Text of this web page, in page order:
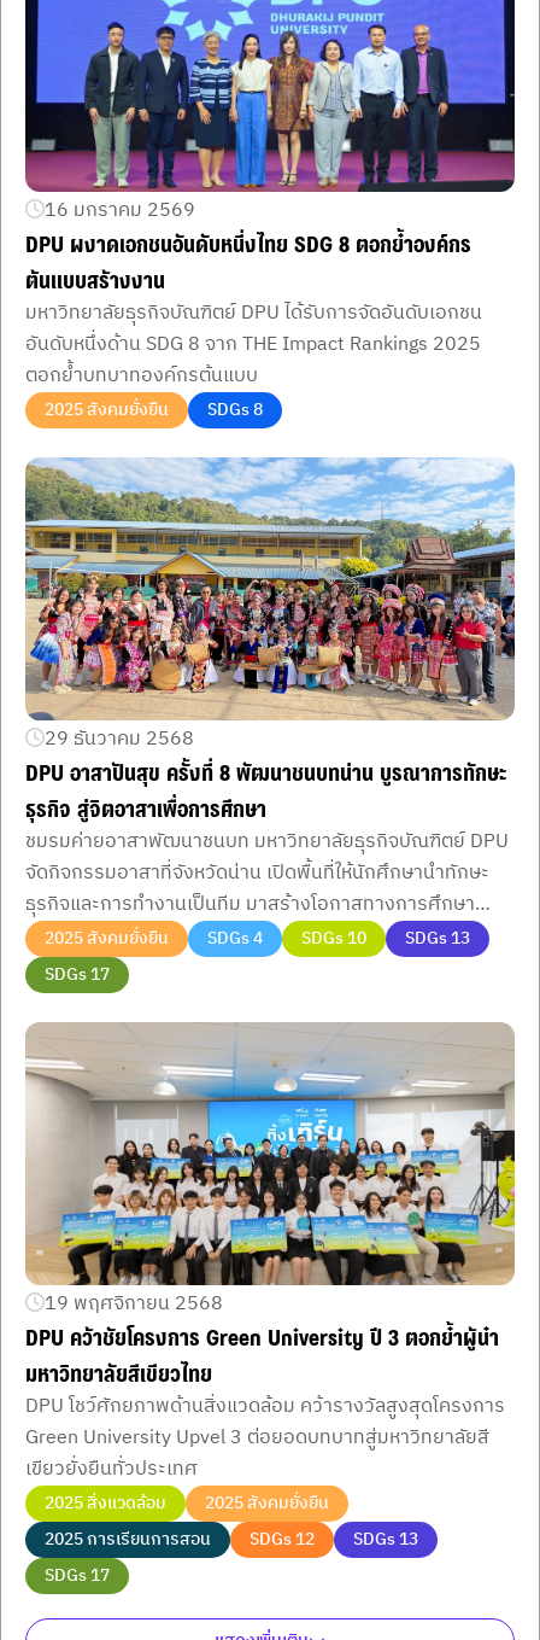
16 มกราคม 2569
DPU ผงาดเอกชนอันดับหนึ่งไทย SDG 8 ตอกย้ำองค์กร
ต้นแบบสร้างงาน
มหาวิทยาลัยธุรกิจบัณฑิตย์ DPU ได้รับการจัดอันดับเอกชน
อันดับหนึ่งด้าน SDG 8 จาก THE Impact Rankings 2025
ตอกย้ำบทบาทองค์กรต้นแบบ
2025 สังคมยั่งยืน SDGs 8
29 ธันวาคม 2568
DPU อาสาปันสุข ครั้งที่ 8 พัฒนาชนบทน่าน บูรณาการทักษะ
ธุรกิจ สู่จิตอาสาเพื่อการศึกษา
ชมรมค่ายอาสาพัฒนาชนบท มหาวิทยาลัยธุรกิจบัณฑิตย์ DPU
จัดกิจกรรมอาสาที่จังหวัดน่าน เปิดพื้นที่ให้นักศึกษานำทักษะ
ธุรกิจและการทำงานเป็นทีม มาสร้างโอกาสทางการศึกษา
อย่างยั่งยืน
2025 สังคมยั่งยืน SDGs 4 SDGs 10
SDGs 13
SDGs 17
19 พฤศจิกายน 2568
DPU คว้าชัยโครงการ Green University ปี 3 ตอกย้ำผู้นำ
มหาวิทยาลัยสีเขียวไทย
DPU โชว์ศักยภาพด้านสิ่งแวดล้อม คว้ารางวัลสูงสุดโครงการ
Green University Upvel 3 ต่อยอดบทบาทสู่มหาวิทยาลัยสี
เขียวยั่งยืนทั่วประเทศ
2025 สิ่งแวดล้อม
2025 สังคมยั่งยืน
2025 การเรียนการสอน
SDGs 12
SDGs 13
SDGs 17